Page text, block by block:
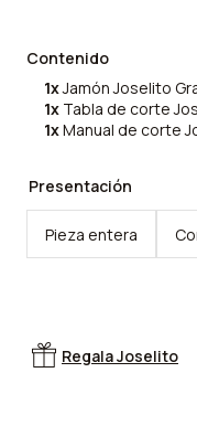
Contenido
1xJamón Joselito
1x Tabla de corte
1xManual de corte
Presentación
Pieza entera
Regala Joselito